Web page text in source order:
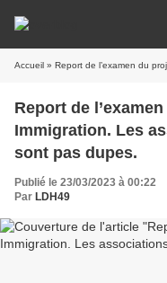
Accueil » Report de l’examen du projet de
Report de
Immigration. Les associations et collectifs ne
sont pas dupes.
Publié le 23/03/2023 à 00:22
Par LDH49